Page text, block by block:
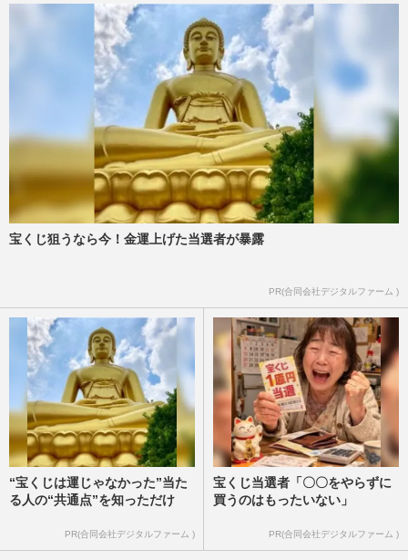
宝くじ狙うなら今！金運上げた当選者が暴露
PR(合同会社デジタルファーム )
“宝くじは運じゃなかった”当た
る人の“共通点”を知っただけ
PR(合同会社デジタルファーム )
宝くじ当選者「〇〇をやらずに
買うのはもったいない」
PR(合同会社デジタルファーム )